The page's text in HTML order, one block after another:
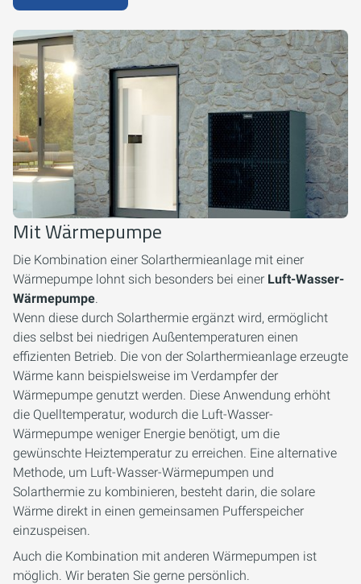
Mit Wärmepumpe
Die Kombination einer Solarthermieanlage mit einer
Wärmepumpe lohnt sich besonders bei einer Luft-Wasser-
Wärmepumpe.
Wenn diese durch Solarthermie ergänzt wird, ermöglicht
dies selbst bei niedrigen Außentemperaturen einen
effizienten Betrieb. Die von der Solarthermieanlage erzeugte
Wärme kann beispielsweise im Verdampfer der
Wärmepumpe genutzt werden. Diese Anwendung erhöht
die Quelltemperatur, wodurch die Luft-Wasser-
Wärmepumpe weniger Energie benötigt, um die
gewünschte Heiztemperatur zu erreichen. Eine alternative
Methode, um Luft-Wasser-Wärmepumpen und
Solarthermie zu kombinieren, besteht darin, die solare
Wärme direkt in einen gemeinsamen Pufferspeicher
einzuspeisen.
Auch die Kombination mit anderen Wärmepumpen ist
möglich. Wir beraten Sie gerne persönlich.